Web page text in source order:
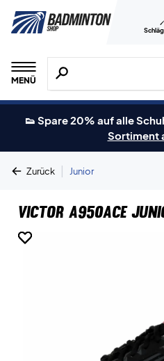
MENÜ
Suche nach
👟 Spare 20% auf alle
Sortiment
Zurück | Junior
Victor A950Ace